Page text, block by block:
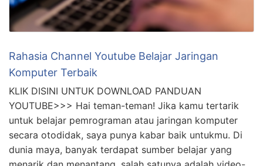
Rahasia Channel Youtube Belajar Jaringan
Komputer Terbaik
KLIK DISINI UNTUK DOWNLOAD PANDUAN
YOUTUBE>>> Hai teman-teman! Jika kamu tertarik
untuk belajar pemrograman atau jaringan komputer
secara otodidak, saya punya kabar baik untukmu. Di
dunia maya, banyak terdapat sumber belajar yang